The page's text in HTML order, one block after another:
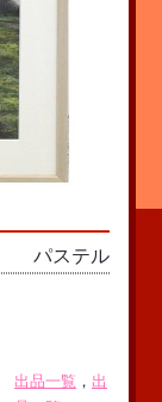
パステル
出品一覧 ， 出